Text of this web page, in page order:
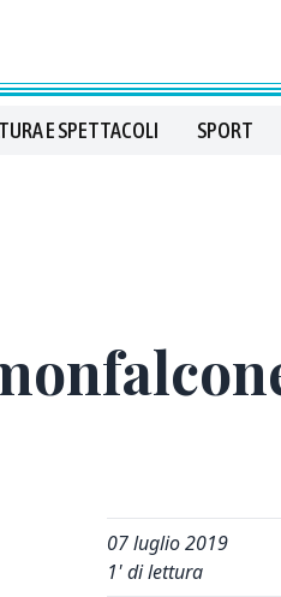
E SPETTACOLI SPORT
07 luglio 2019
1' di lettura